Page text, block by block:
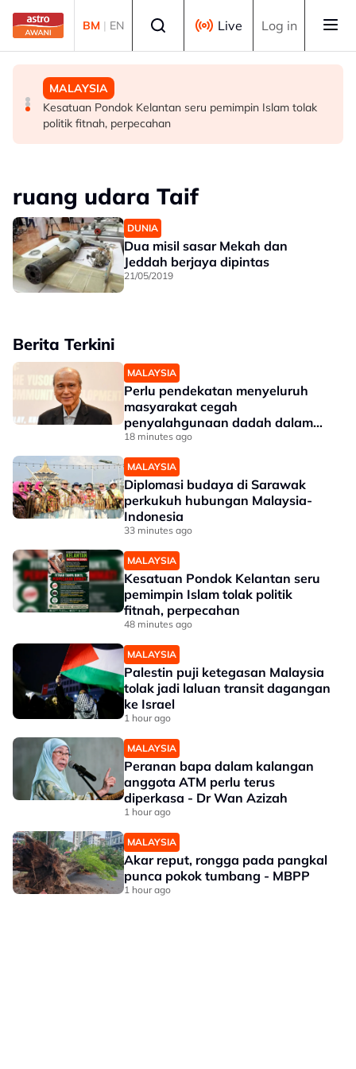
Skip to main content
BM | EN Live Log in
MALAYSIA
Perlu pendekatan menyeluruh masyarakat cegah
penyalahgunaan dadah dalam kalangan kanak-kanak -
MALAYSIA
Diplomasi budaya di Sarawak perkukuh hubungan
Malaysia-Indonesia
MALAYSIA
Kesatuan Pondok Kelantan seru pemimpin Islam tolak
politik fitnah, perpecahan
ruang udara Taif
DUNIA
Dua misil sasar Mekah dan
Jeddah berjaya dipintas
21/05/2019
Berita Terkini
MALAYSIA
Perlu pendekatan menyeluruh
masyarakat cegah
penyalahgunaan dadah dalam
kalangan kanak-kanak - Lee Lam
Thye
18 minutes ago
MALAYSIA
Diplomasi budaya di Sarawak
perkukuh hubungan Malaysia-
Indonesia
33 minutes ago
MALAYSIA
Kesatuan Pondok Kelantan seru
pemimpin Islam tolak politik
fitnah, perpecahan
48 minutes ago
MALAYSIA
Palestin puji ketegasan Malaysia
tolak jadi laluan transit dagangan
ke Israel
1 hour ago
MALAYSIA
Peranan bapa dalam kalangan
anggota ATM perlu terus
diperkasa - Dr Wan Azizah
1 hour ago
MALAYSIA
Akar reput, rongga pada pangkal
punca pokok tumbang - MBPP
1 hour ago